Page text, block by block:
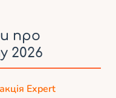
про
2026
Expert